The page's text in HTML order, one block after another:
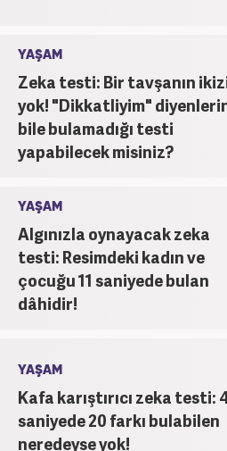
YAŞAM
Zeka testi: Bir tavşanın
yok! "Dikkatliyim"
bile bulamadığı testi
yapabilecek misiniz?
YAŞAM
Algınızla oynayacak zeka
testi: Resimdeki kadın ve
çocuğu 11 saniyede bulan
dâhidir!
YAŞAM
Kafa karıştırıcı zeka testi:
saniyede 20 farkı bulabilen
neredeyse yok!